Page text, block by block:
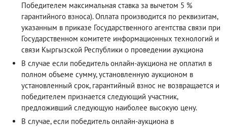
Победителем максимальная ставка за вычетом 5 %
гарантийного взноса). Оплата производится по реквизитам,
указанным в приказе Государственного агентства связи при
Государственном комитете информационных технологий и
связи Кыргызской Республики о проведении аукциона
В случае если победитель онлайн-аукциона не оплатил в
полном объеме сумму, установленную аукционом в
установленный срок, гарантийный взнос не возвращается и
победителем признается следующий участник,
предложивший следующую наиболее высокую цену.
В случае, если победитель онлайн-аукциона в